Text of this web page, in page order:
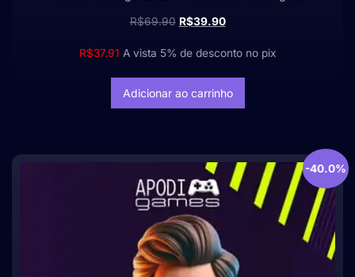
R$69.90 R$39.90
R$37.91 A vista 5% de desconto no pix
Adicionar ao carrinho
-40.0%